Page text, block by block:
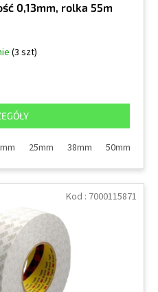
0,13mm, rolka 55m
(3 szt)
25mm 38mm 50mm
Kod : 7000115871